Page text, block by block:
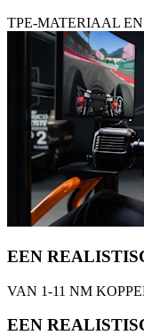
TPE-MATERIAAL
EEN
VAN 1-11 NM
EEN